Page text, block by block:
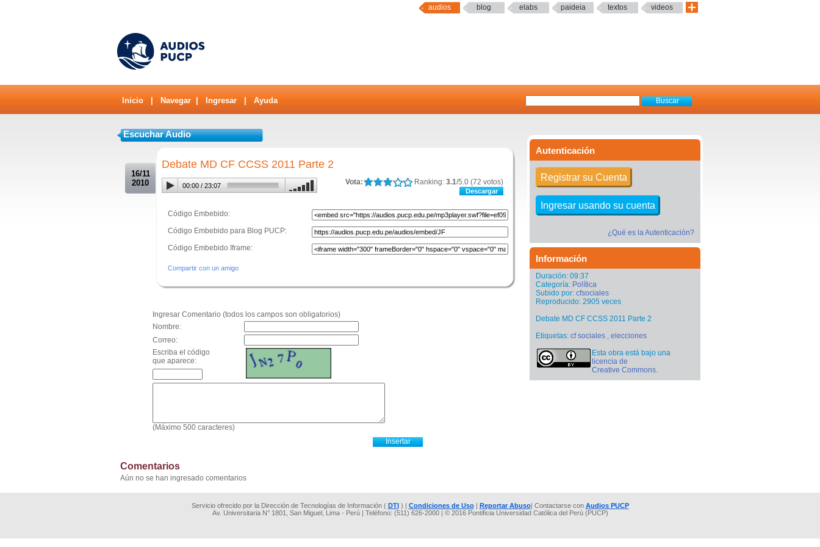
audios blog elabs paideia textos videos
Inicio Navegar Ingresar Ayuda
Autenticación
Registrar su Cuenta
Ingresar usando su cuenta
¿Qué es la Autenticación?
Información
Duración: 09:37
Categoría: Política
Subido por: cfsociales
Reproducido: 2905 veces
Debate MD CF CCSS 2011 Parte 2
Etiquetas: cf sociales , elecciones
Esta obra está bajo una
licencia de
Creative Commons.
Escuchar Audio
16/11
2010
Debate MD CF CCSS 2011 Parte 2
Vota: Ranking: 3.1/5.0 (72 votos)
Descargar
00:00 / 23:07
Código Embebido:
Código Embebido para Blog PUCP:
Código Embebido Iframe:
Compartir con un amigo
Ingresar Comentario (todos los campos son obligatorios)
Nombre:
Correo:
Escriba el código
que aparece:
(Máximo 500 caracteres)
Comentarios
Aún no se han ingresado comentarios
Servicio ofrecido por la Dirección de Tecnologías de Información ( DTI) | Condiciones de Uso| Reportar Abuso| Contactarse con Audios PUCP
Av. Universitaria N° 1801, San Miguel, Lima - Perú | Teléfono: (511) 626-2000 | © 2016 Pontificia Universidad Católica del Perú (PUCP)